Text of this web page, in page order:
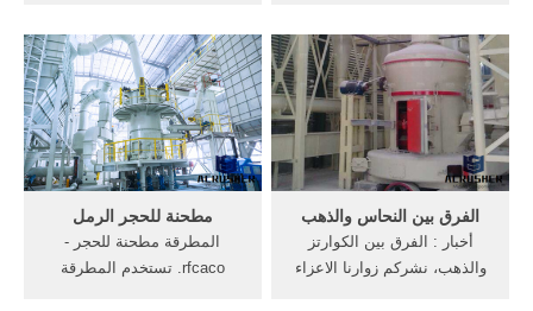
المواد التي لا تزيد . آلة لصنع
الحطب الصناعي. الدردشة مع
المبيعات »
المادية أو العاطفية أو حتى
الروحانية، تعرف على تلك
المعتقدات بإسلوب شيق.
مطحنة للحجر الرمل
المطرقة مطحنة للحجر -
rfcaco. تستخدم المطرقة
الفرق بين النحاس والذهب
أخبار : الفرق بين الكوارتز
والذهب، نشركم زوارنا الاعزاء